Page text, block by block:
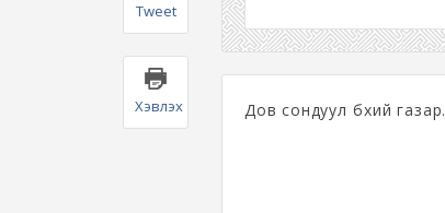
Tweet
Хэвлэх Дов сондуул бүхий газар.